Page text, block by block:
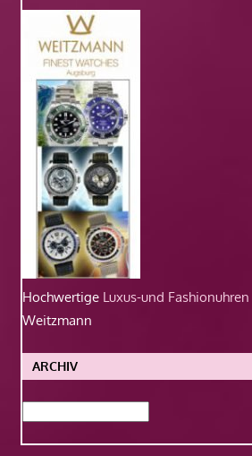
Hochwertige Luxus-und Fashionuhren
Weitzmann
ARCHIV